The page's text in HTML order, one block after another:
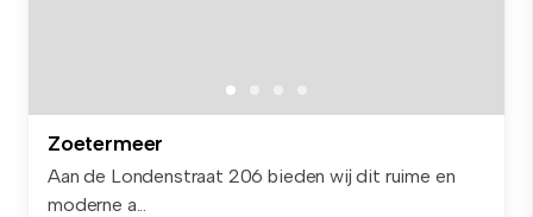
Zoetermeer
Aan de Londenstraat 206 bieden wij dit ruime en
moderne a...